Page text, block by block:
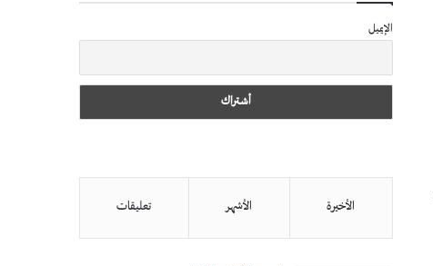
الإيميل
الأخيرة الأشهر تعليقات